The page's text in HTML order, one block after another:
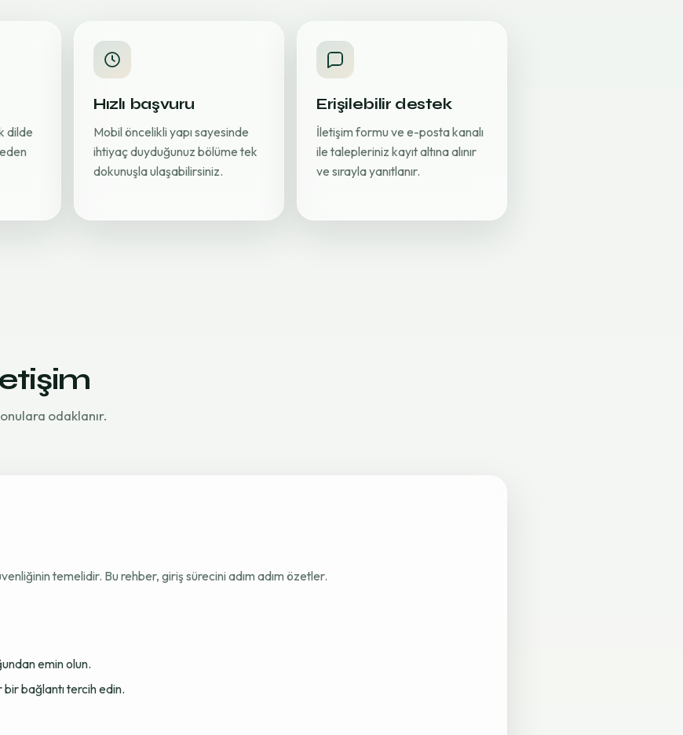
dilde
Hızlı başvuru
Mobil öncelikli yapı sayesinde
ihtiyaç duyduğunuz bölüme tek
dokunuşla ulaşabilirsiniz.
Erişilebilir destek
İletişim formu ve e-posta kanalı
ile talepleriniz kayıt altına alınır
ve sırayla yanıtlanır.
odaklanır.
temelidir. Bu rehber, giriş sürecini adım adım özetler.
emin olun.
bağlantı tercih edin.